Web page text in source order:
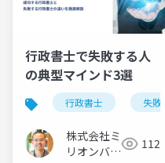
行政書士で失敗する人
の典型マインド3選
行政書士 失敗
株式会社ミ
リオンバリ
112